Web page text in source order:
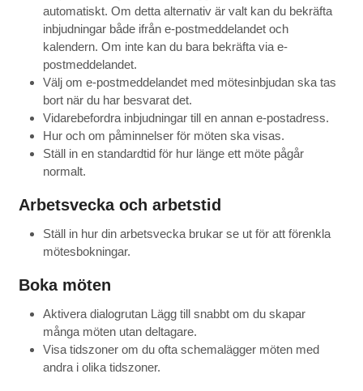
automatiskt. Om detta alternativ är valt kan du bekräfta
inbjudningar både ifrån e-postmeddelandet och
kalendern. Om inte kan du bara bekräfta via e-
postmeddelandet.
Välj om e-postmeddelandet med mötesinbjudan ska tas
bort när du har besvarat det.
Vidarebefordra inbjudningar till en annan e-postadress.
Hur och om påminnelser för möten ska visas.
Ställ in en standardtid för hur länge ett möte pågår
normalt.
Arbetsvecka och arbetstid
Ställ in hur din arbetsvecka brukar se ut för att förenkla
mötesbokningar.
Boka möten
Aktivera dialogrutan Lägg till snabbt om du skapar
många möten utan deltagare.
Visa tidszoner om du ofta schemalägger möten med
andra i olika tidszoner.